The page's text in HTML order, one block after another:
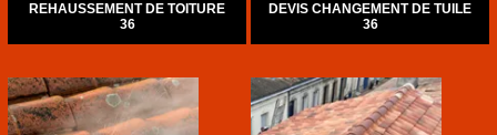
REHAUSSEMENT DE TOITURE
36
DEVIS CHANGEMENT DE TUILE
36